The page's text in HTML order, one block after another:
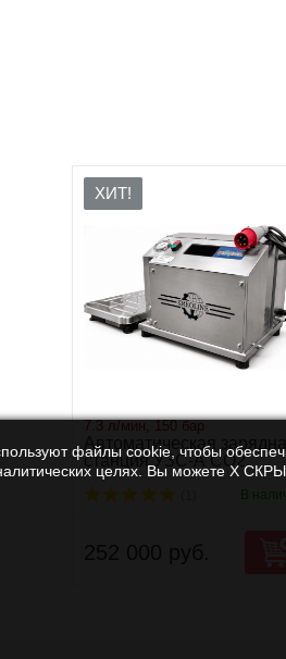
ХИТ!
7.3 л/мин, 150 бар
Автоматическая
станция УЗС-А СО2
В
файлы cookie, чтобы
целях. Вы можете Х